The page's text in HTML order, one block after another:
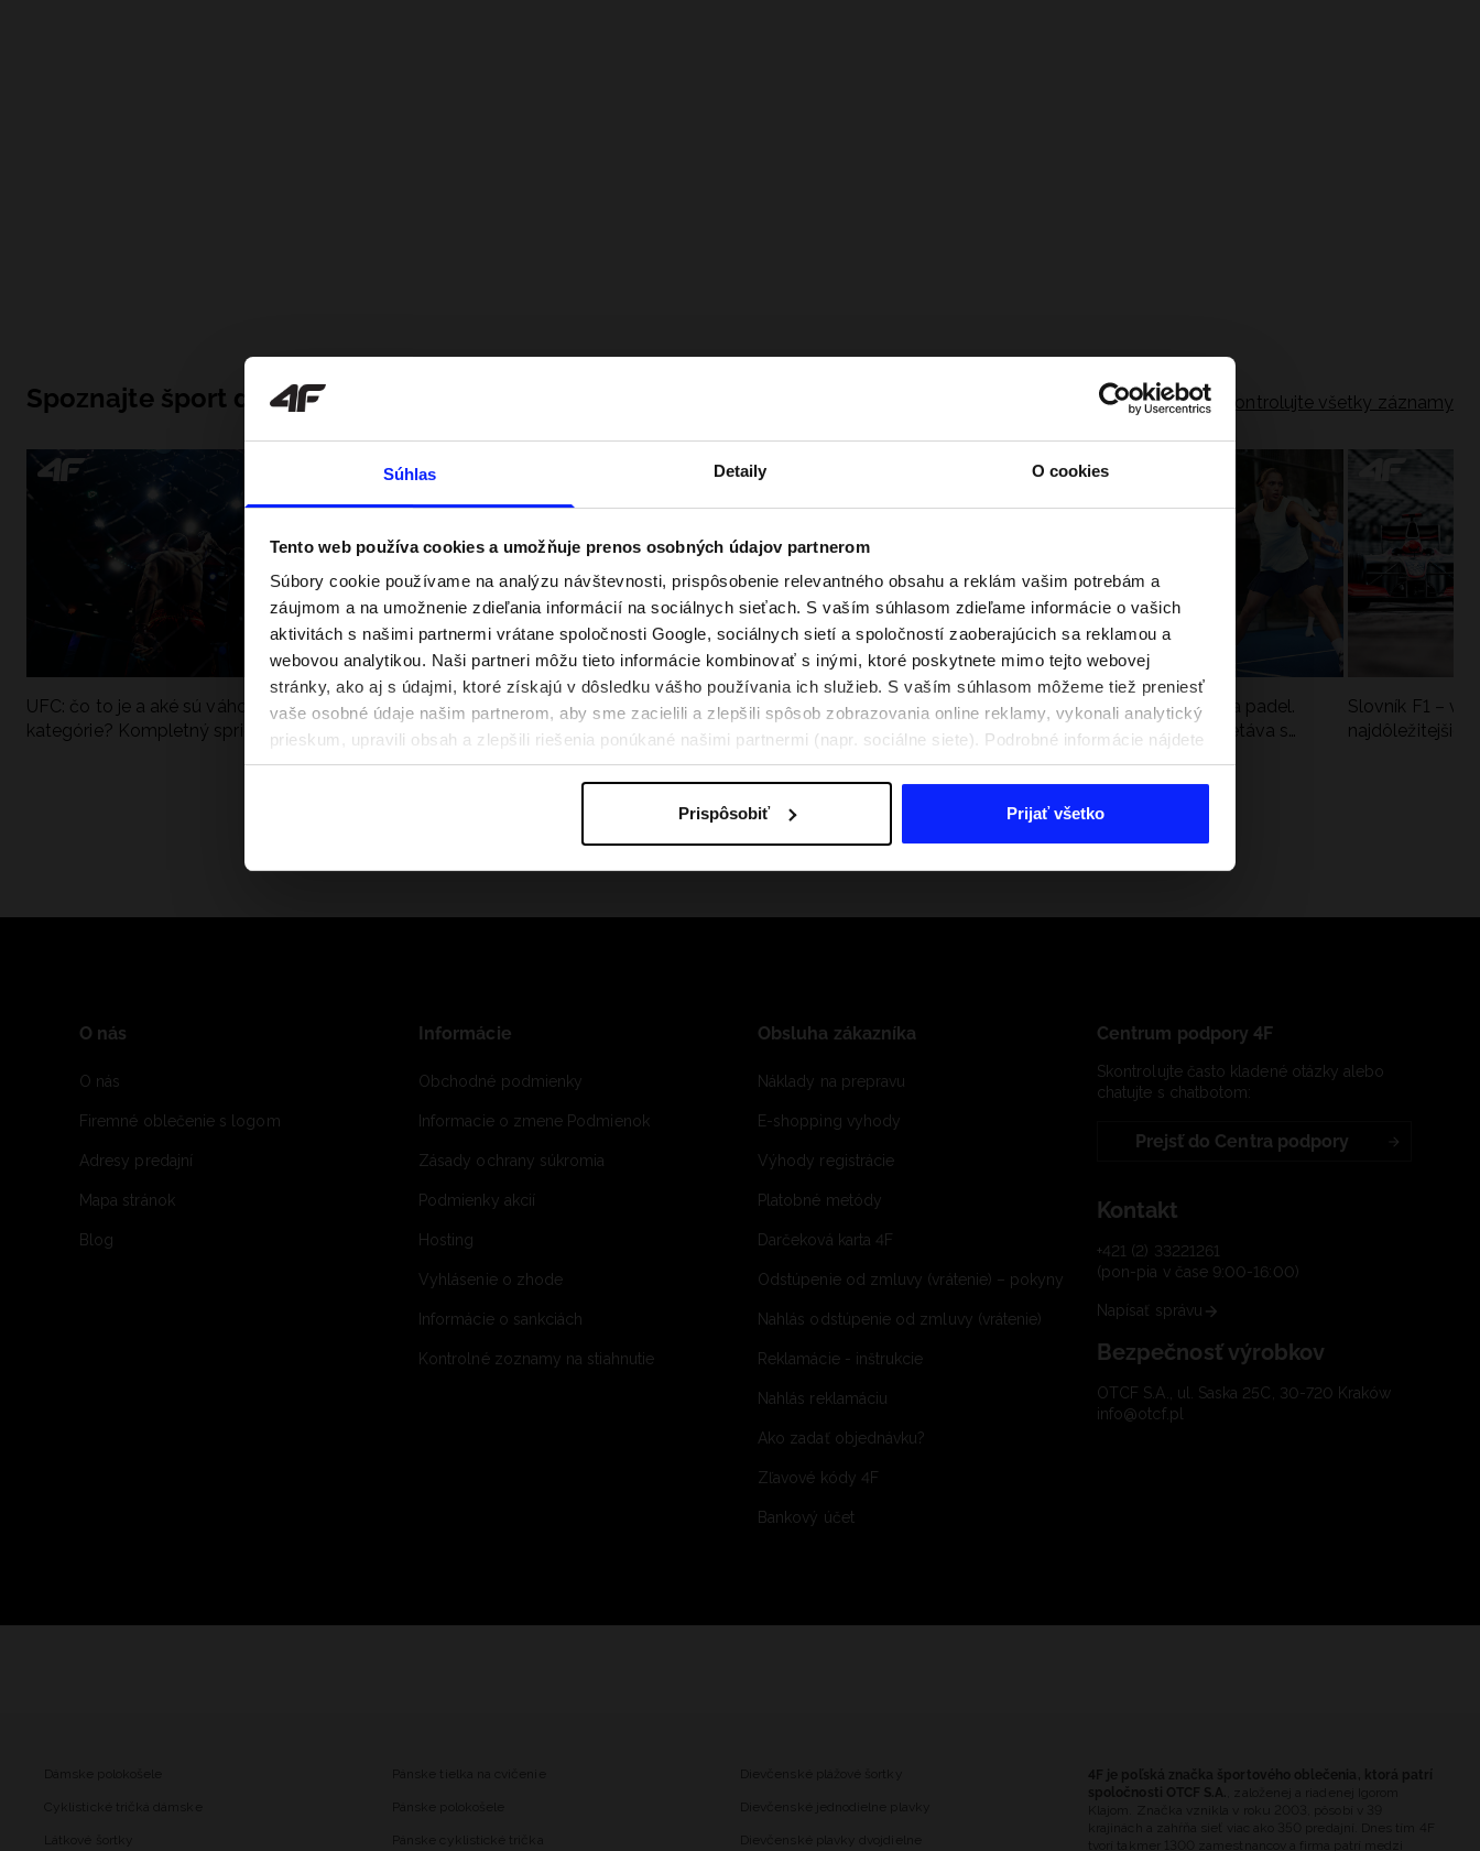
Súhlas Detaily O cookies
Tento web používa cookies a umožňuje prenos osobných údajov partnerom
Súbory cookie používame na analýzu návštevnosti, prispôsobenie relevantného obsahu a reklám vašim potrebám a
záujmom a na umožnenie zdieľania informácií na sociálnych sieťach. S vaším súhlasom zdieľame informácie o vašich
aktivitách s našimi partnermi vrátane spoločnosti Google, sociálnych sietí a spoločností zaoberajúcich sa reklamou a
webovou analytikou. Naši partneri môžu tieto informácie kombinovať s inými, ktoré poskytnete mimo tejto webovej
stránky, ako aj s údajmi, ktoré získajú v dôsledku vášho používania ich služieb. S vaším súhlasom môžeme tiež preniesť
vaše osobné údaje našim partnerom, aby sme zacielili a zlepšili spôsob zobrazovania online reklamy, vykonali analytický
prieskum, upravili obsah a zlepšili riešenia ponúkané našimi partnermi (napr. sociálne siete). Podrobné informácie nájdete
v našich Zásadách ochrany osobných údajov a v časti „Podrobnosti“.
Prispôsobiť Prijať všetko
Spoznajte šport do hĺbky Skontrolujte všetky záznamy
UFC: čo to je a aké sú váhové
kategórie? Kompletný sprievodca
Ako sa dobre pripraviť na aktívny deň
pri vode? Poradíme, čo si zbaliť
Festivalové outfity. Ako sa obliecť na
hudobné festivaly?
Nová kolekcia 4F na tenis a padel.
Športová funkčnosť sa stretáva s
Slovník F1 –
najdôležitejšie
O nás
O nás
Firemné oblečenie s logom
Adresy predajní
Mapa stránok
Blog
Informácie
Obchodné podmienky
Informacie o zmene Podmienok
Zásady ochrany súkromia
Podmienky akcií
Hosting
Vyhlásenie o zhode
Informácie o sankciách
Kontrolné zoznamy na stiahnutie
Obsluha zákazníka
Náklady na prepravu
E-shopping vyhody
Výhody registrácie
Platobné metódy
Darčeková karta 4F
Odstúpenie od zmluvy (vrátenie) – pokyny
Nahlás odstúpenie od zmluvy (vrátenie)
Reklamácie - inštrukcie
Nahlás reklamáciu
Ako zadať objednávku?
Zľavové kódy 4F
Bankový účet
Centrum podpory 4F
Skontrolujte často kladené otázky alebo
chatujte s chatbotom:
Prejsť do Centra podpory
Kontakt
+421 (2) 33221261
(pon-pia v čase 9:00-16:00)
Napísať správu
Bezpečnosť výrobkov
OTCF S.A., ul. Saska 25C, 30-720 Kraków
info@otcf.pl